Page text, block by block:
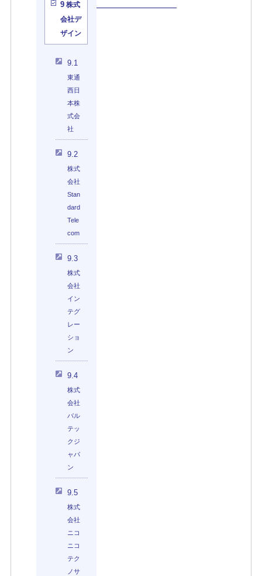
9株式
会社デ
ザイン
9.1
東通
西日
本株
式会
社
9.2
株式
会社
Stan
dard
Tele
com
9.3
株式
会社
イン
テグ
レー
ショ
ン
9.4
株式
会社
バル
テッ
クジ
ャパ
ン
9.5
株式
会社
ニコ
ニコ
テク
ノサ